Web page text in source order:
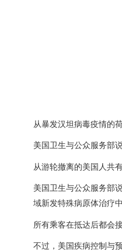
从暴发汉坦病毒疫情的
美国卫生与公众服务部
从游轮撤离的美国人共
美国卫生与公众服务部
域新发特殊病原体治疗
所有乘客在抵达后都会
不过，美国疾病控制与